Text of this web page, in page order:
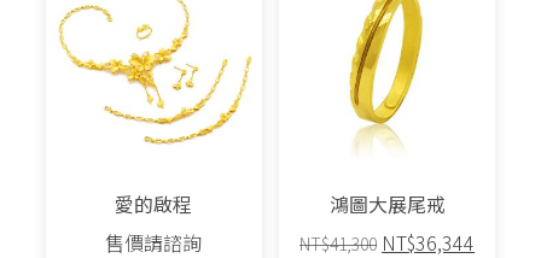
愛的啟程
售價請諮詢
鴻圖大展尾戒
NT$41,300 原
NT$36,344